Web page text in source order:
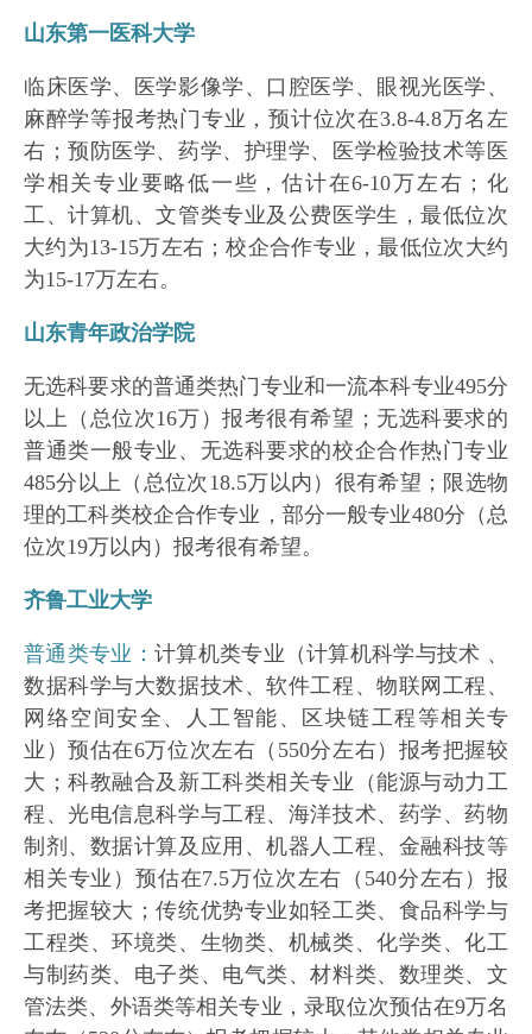
山东第一医科大学
临床医学、医学影像学、口腔医学、眼视光医学、
麻醉学等报考热门专业，预计位次在3.8-4.8万名左
右；预防医学、药学、护理学、医学检验技术等医
学相关专业要略低一些，估计在6-10万左右；化
工、计算机、文管类专业及公费医学生，最低位次
大约为13-15万左右；校企合作专业，最低位次大约
为15-17万左右。
山东青年政治学院
无选科要求的普通类热门专业和一流本科专业495分
以上（总位次16万）报考很有希望；无选科要求的
普通类一般专业、无选科要求的校企合作热门专业
485分以上（总位次18.5万以内）很有希望；限选物
理的工科类校企合作专业，部分一般专业480分（总
位次19万以内）报考很有希望。
齐鲁工业大学
普通类专业： 计算机类专业（计算机科学与技术 、
数据科学与大数据技术、软件工程、物联网工程、
网络空间安全、人工智能、区块链工程等相关专
业）预估在6万位次左右（550分左右）报考把握较
大；科教融合及新工科类相关专业（能源与动力工
程、光电信息科学与工程、海洋技术、药学、药物
制剂、数据计算及应用、机器人工程、金融科技等
相关专业）预估在7.5万位次左右（540分左右）报
考把握较大；传统优势专业如轻工类、食品科学与
工程类、环境类、生物类、机械类、化学类、化工
与制药类、电子类、电气类、材料类、数理类、文
管法类、外语类等相关专业，录取位次预估在9万名